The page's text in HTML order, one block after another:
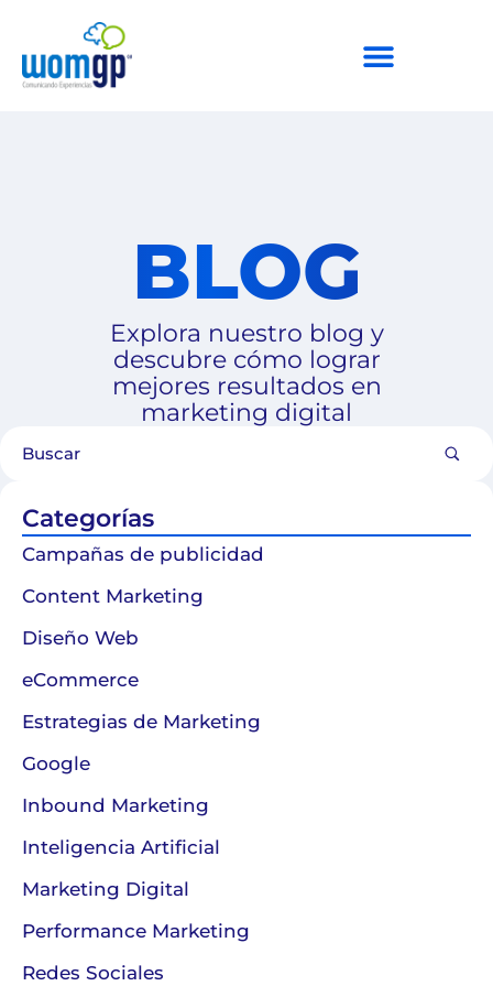
BLOG
Explora nuestro blog y
descubre cómo lograr
mejores resultados en
marketing digital
Categorías
Campañas de publicidad
Content Marketing
Diseño Web
eCommerce
Estrategias de Marketing
Google
Inbound Marketing
Inteligencia Artificial
Marketing Digital
Performance Marketing
Redes Sociales